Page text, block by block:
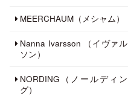
MEERCHAUM（メシャム）
Nanna Ivarsson （イヴァル
ソン）
NORDING（ノールディン
グ）